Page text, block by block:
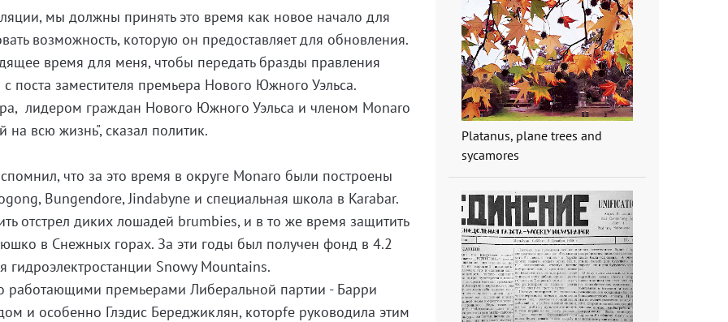
мы должны принять это время как новое начало для
возможность, которую он предоставляет для обновления.
время для меня, чтобы передать бразды правления
поста заместителя премьера Нового Южного Уэльса.
лидером граждан Нового Южного Уэльса и членом Monaro
всю жизнь", сказал политик.
что за это время в округе Monaro были построены
Bungendore, Jindabyne и специальная школа в Karabar.
отстрел диких лошадей brumbies, и в то же время защитить
в Снежных горах. За эти годы был получен фонд в 4.2
гидроэлектростанции Snowy Mountains.
работающими премьерами Либеральной партии - Барри
и особенно Глэдис Береджиклян, которfе руководила этим
Platanus, plane trees and
sycamores